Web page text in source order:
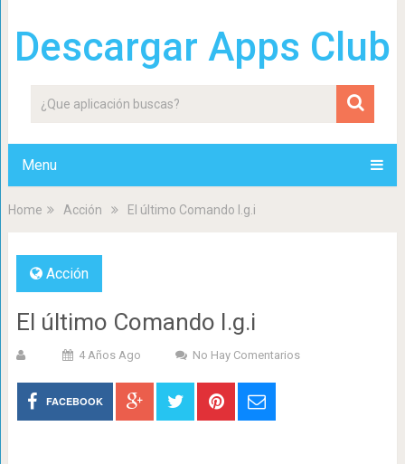
Descargar Apps Club
Menu
Home Acción El último Comando I.g.i
Acción
El último Comando I.g.i
4 Años Ago No Hay Comentarios
FACEBOOK